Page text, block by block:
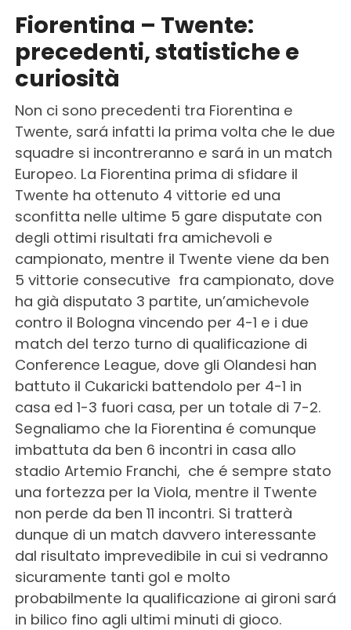
Fiorentina – Twente:
precedenti, statistiche e
curiosità
Non ci sono precedenti tra Fiorentina e
Twente, sará infatti la prima volta che le due
squadre si incontreranno e sará in un match
Europeo. La Fiorentina prima di sfidare il
Twente ha ottenuto 4 vittorie ed una
sconfitta nelle ultime 5 gare disputate con
degli ottimi risultati fra amichevoli e
campionato, mentre il Twente viene da ben
5 vittorie consecutive fra campionato, dove
ha già disputato 3 partite, un’amichevole
contro il Bologna vincendo per 4-1 e i due
match del terzo turno di qualificazione di
Conference League, dove gli Olandesi han
battuto il Cukaricki battendolo per 4-1 in
casa ed 1-3 fuori casa, per un totale di 7-2.
Segnaliamo che la Fiorentina é comunque
imbattuta da ben 6 incontri in casa allo
stadio Artemio Franchi, che é sempre stato
una fortezza per la Viola, mentre il Twente
non perde da ben 11 incontri. Si tratterà
dunque di un match davvero interessante
dal risultato imprevedibile in cui si vedranno
sicuramente tanti gol e molto
probabilmente la qualificazione ai gironi sará
in bilico fino agli ultimi minuti di gioco.